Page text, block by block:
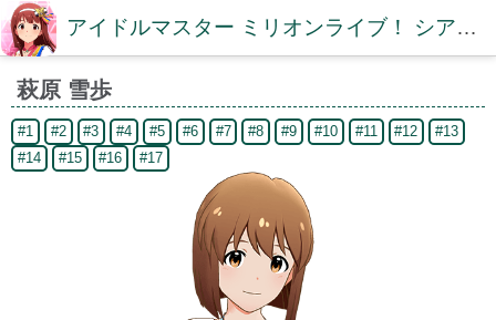
アイドルマスター ミリオンライブ！ シアターデイズDB【ミリシタDB】
萩原 雪歩
#1 #2 #3 #4 #5 #6 #7 #8 #9 #10 #11 #12
#13
#14
#15 #16 #17